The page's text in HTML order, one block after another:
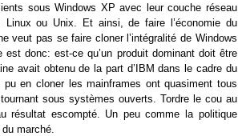
sous Windows XP avec leur couche réseau
ou Unix. Et ainsi, de faire l’économie du
veut pas se faire cloner l’intégralité de Windows
donc: est-ce qu’un produit dominant doit être
avait obtenu de la part d’IBM dans le cadre du
en cloner les mainframes ont quasiment tous
sous systèmes ouverts. Tordre le cou au
résultat escompté. Un peu comme la politique
marché.